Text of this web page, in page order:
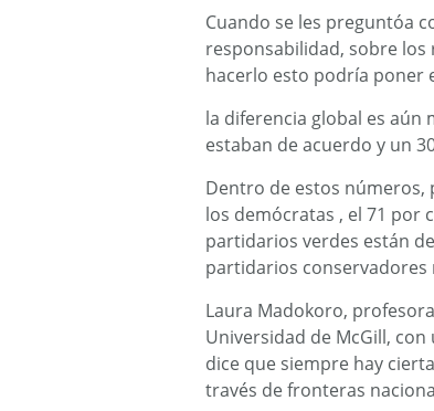
Cuando se les preguntóa
responsabilidad, sobre los
hacerlo esto podría poner
la diferencia global es aún
estaban de acuerdo y un
Dentro de estos números,
los demócratas , el 71 por
partidarios verdes están
partidarios conservadores
Laura Madokoro,
Universidad de McGill,
dice que siempre hay
través de fronteras